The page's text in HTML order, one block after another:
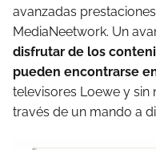
avanzadas
MediaNeetwork. Un
disfrutar de los
pueden encontrarse
televisores Loewe y sin
través de un mando a